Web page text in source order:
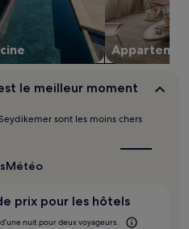
le meilleur moment
sont les moins chers
Météo
prix pour les hôtels
nuit pour deux voyageurs.